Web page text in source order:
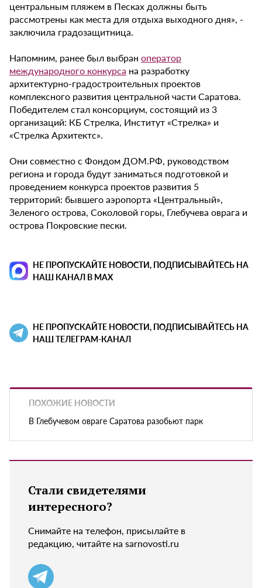
центральным пляжем в Песках должны быть
рассмотрены как места для отдыха выходного дня», -
заключила градозащитница.
Напомним, ранее был выбран оператор
международного конкурса на разработку
архитектурно-градостроительных проектов
комплексного развития центральной части Саратова.
Победителем стал консорциум, состоящий из 3
организаций: КБ Стрелка, Институт «Стрелка» и
«Стрелка Архитектс».
Они совместно с Фондом ДОМ.РФ, руководством
региона и города будут заниматься подготовкой и
проведением конкурса проектов развития 5
территорий: бывшего аэропорта «Центральный»,
Зеленого острова, Соколовой горы, Глебучева оврага и
острова Покровские пески.
НЕ ПРОПУСКАЙТЕ НОВОСТИ, ПОДПИСЫВАЙТЕСЬ НА
НАШ КАНАЛ В MAX
НЕ ПРОПУСКАЙТЕ НОВОСТИ, ПОДПИСЫВАЙТЕСЬ НА
НАШ ТЕЛЕГРАМ-КАНАЛ
ПОХОЖИЕ НОВОСТИ
В Глебучевом овраге Саратова разобьют парк
Стали свидетелями
интересного?
Снимайте на телефон, присылайте в
редакцию, читайте на sarnovosti.ru